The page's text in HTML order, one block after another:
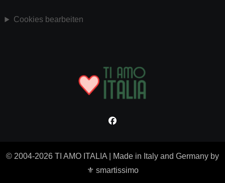
Cookies bearbeiten
© 2004-2026 TI AMO ITALIA
Made in Italy and Germany by
⚜ smartissimo